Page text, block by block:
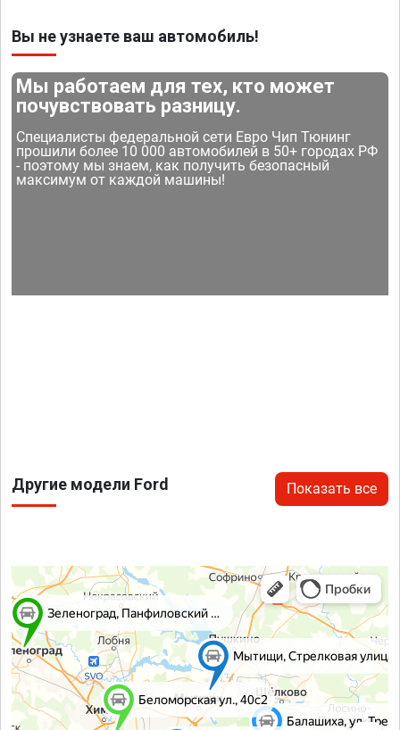
Вы не узнаете ваш автомобиль!
Мы работаем для тех, кто может
почувствовать разницу.
Специалисты федеральной сети Евро Чип Тюнинг
прошили более 10 000 автомобилей в 50+ городах РФ
- поэтому мы знаем, как получить безопасный
максимум от каждой машины!
Другие модели Ford Показать все